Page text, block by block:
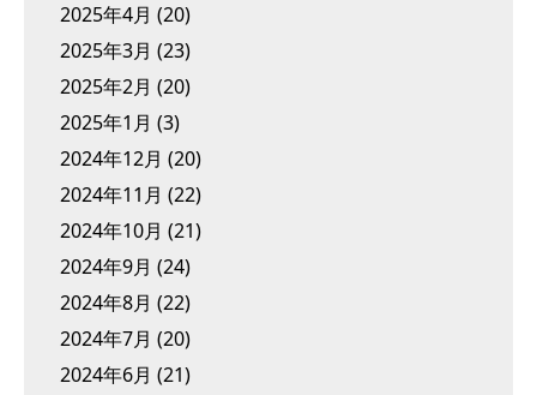
2025年4月 (20)
2025年3月 (23)
2025年2月 (20)
2025年1月 (3)
2024年12月 (20)
2024年11月 (22)
2024年10月 (21)
2024年9月 (24)
2024年8月 (22)
2024年7月 (20)
2024年6月 (21)